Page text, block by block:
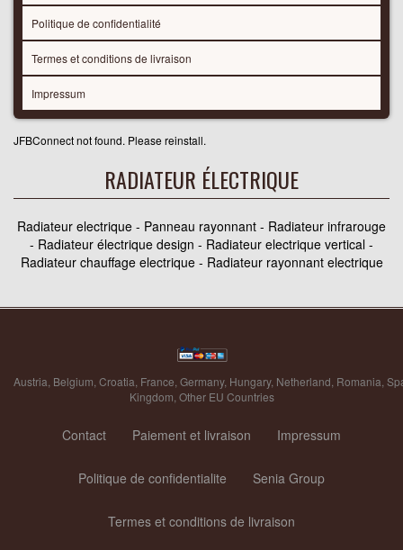
Politique de confidentialité
Termes et conditions de livraison
Impressum
JFBConnect not found. Please reinstall.
RADIATEUR ÉLECTRIQUE
Radiateur electrique - Panneau rayonnant - Radiateur infrarouge
- Radiateur électrique design - Radiateur electrique vertical -
Radiateur chauffage electrique - Radiateur rayonnant electrique
Austria Belgium Croatia France Germany, Hungary, Netherland Romania
Kingdom Other EU Countries
Contact Paiement et livraison Impressum
Politique de confidentialite Senia Group
Termes et conditions de livraison